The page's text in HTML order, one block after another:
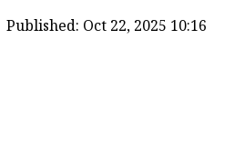
| Published: Oct 22, 2025 10:16